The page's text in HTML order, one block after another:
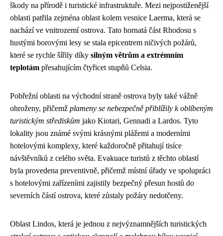
škody na přírodě i turistické infrastruktuře. Mezi nejpostiženější
oblasti patřila zejména oblast kolem vesnice Laerma, která se
nachází ve vnitrozemí ostrova. Tato hornatá část Rhodosu s
hustými borovými lesy se stala epicentrem ničivých požárů,
které se rychle šířily díky silným větrům a extrémním
teplotám přesahujícím čtyřicet stupňů Celsia.
Pobřežní oblasti na východní straně ostrova byly také vážně
ohroženy, přičemž plameny se nebezpečně přiblížily k oblíbeným
turistickým střediskům jako Kiotari, Gennadi a Lardos. Tyto
lokality jsou známé svými krásnými plážemi a moderními
hotelovými komplexy, které každoročně přitahují tisíce
návštěvníků z celého světa. Evakuace turistů z těchto oblastí
byla provedena preventivně, přičemž místní úřady ve spolupráci
s hotelovými zařízeními zajistily bezpečný přesun hostů do
severních částí ostrova, které zůstaly požáry nedotčeny.
Oblast Lindos, která je jednou z nejvýznamnějších turistických